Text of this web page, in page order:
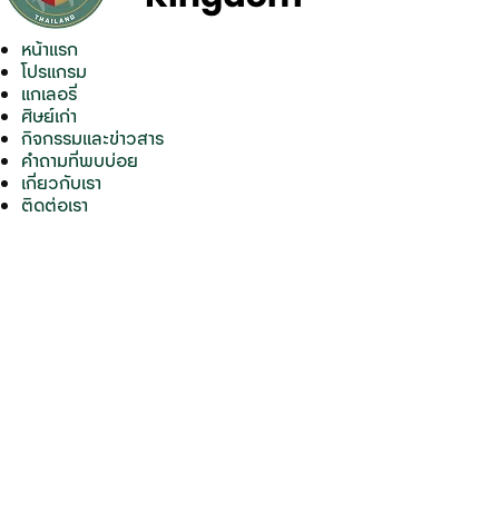
หน้าแรก
โปรแกรม
แกเลอรี่
ศิษย์เก่า
กิจกรรมและข่าวสาร
คำถามที่พบบ่อย
เกี่ยวกับเรา
ติดต่อเรา